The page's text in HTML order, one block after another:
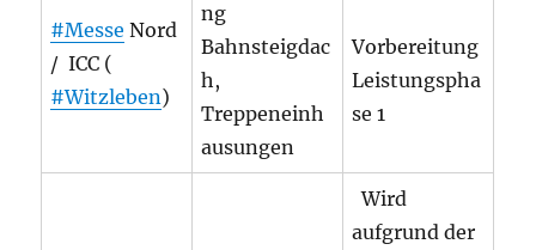
#Messe Nord
/ ICC (
#Witzleben)
ng
Bahnsteigdac
h,
Treppeneinh
ausungen
Vorbereitung
Leistungspha
se 1
Wird
aufgrund der